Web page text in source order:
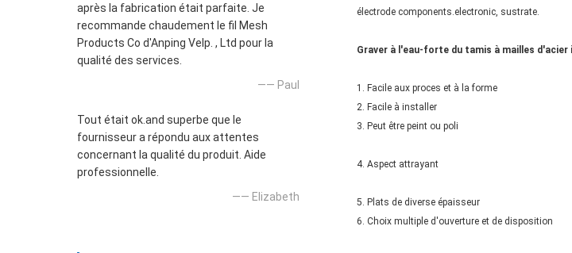
après la fabrication était parfaite. Je
recommande chaudement le fil Mesh
Products Co d'Anping Velp. , Ltd pour la
qualité des services.
—— Paul
Tout était ok.and superbe que le
fournisseur a répondu aux attentes
concernant la qualité du produit. Aide
professionnelle.
—— Elizabeth
électrode components.electronic, sustrate.
Graver à l'eau-forte du tamis à mailles
1. Facile aux proces et à la forme
2. Facile à installer
3. Peut être peint ou poli
4. Aspect attrayant
5. Plats de diverse épaisseur
6. Choix multiple d'ouverture et de disposition